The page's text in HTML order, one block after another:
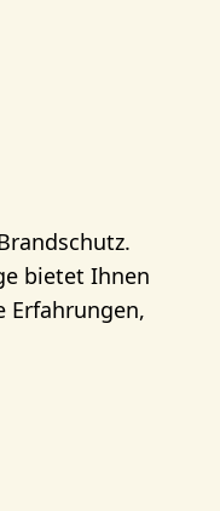
bietet Ihnen
Erfahrungen,